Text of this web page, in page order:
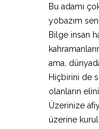
Bu adamı
yobazım
Bilge insan
ama,
Hiçbirini de
olanların
Üzerinize
üzerine